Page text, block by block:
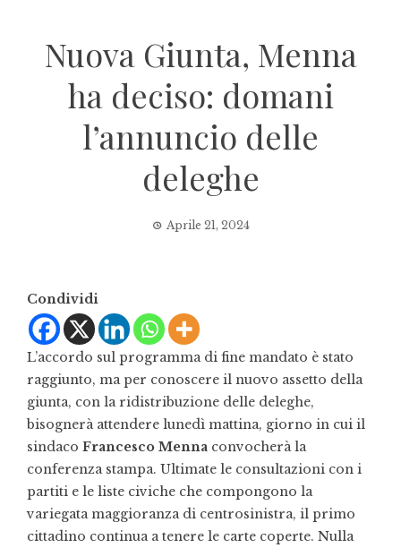
Nuova Giunta, Menna
ha deciso: domani
l’annuncio delle
deleghe
Aprile 21, 2024
Condividi
L’accordo sul programma di fine mandato è stato
raggiunto, ma per conoscere il nuovo assetto della
giunta, con la ridistribuzione delle deleghe,
bisognerà attendere lunedì mattina, giorno in cui il
sindaco Francesco Menna convocherà la
conferenza stampa. Ultimate le consultazioni con i
partiti e le liste civiche che compongono la
variegata maggioranza di centrosinistra, il primo
cittadino continua a tenere le carte coperte. Nulla